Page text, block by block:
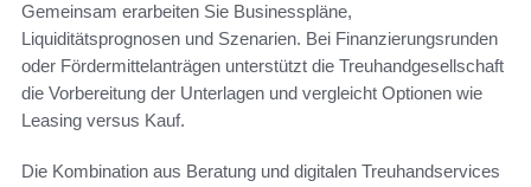
Gemeinsam erarbeiten Sie Businesspläne,
Liquiditätsprognosen und Szenarien. Bei Finanzierungsrunden
oder Fördermittelanträgen unterstützt die Treuhandgesellschaft
die Vorbereitung der Unterlagen und vergleicht Optionen wie
Leasing versus Kauf.
Die Kombination aus Beratung und digitalen Treuhandservices